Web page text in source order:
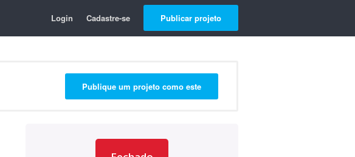
Login Cadastre-se Publicar projeto
Publique um projeto como este